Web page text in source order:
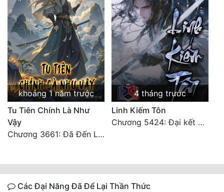
khoảng 1 năm trước
Tu Tiên Chính Là Như
Vậy
Chương 3661: Đã Đến Lân Thú Quốc
4 tháng trước
Linh Kiếm Tôn
Chương 5424: Đại kết cục (Hạ)
Các Đại Năng Đã Để Lại Thần Thức